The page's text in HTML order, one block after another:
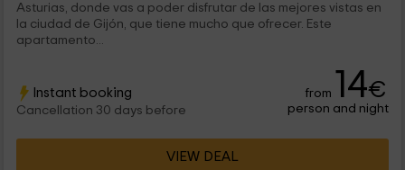
Asturias, donde vas a poder disfrutar de las mejores vistas en
la ciudad de Gijón, que tiene mucho que ofrecer. Este
apartamento...
Instant booking
Cancellation 30 days before
from 14€
person and night
VIEW DEAL